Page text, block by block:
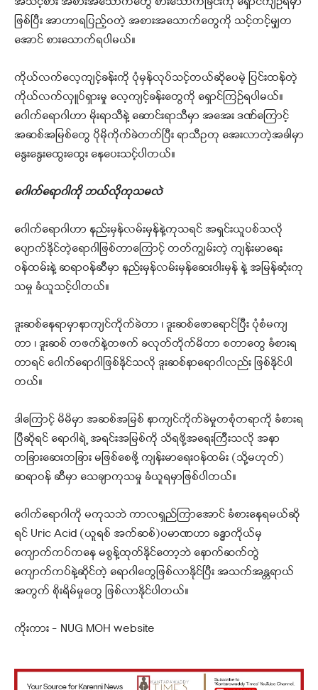
ဖြစ်ပြီး အာဟာရပြည့်ဝတဲ့ အစားအသောက်တွေကို သင့်တင့်မျှတ
အောင် စားသောက်ရပါမယ်။
ကိုယ်လက်လေ့ကျင့်ခန်းကို ပုံမှန်လုပ်သင့်တယ်ဆိုပေမဲ့ ပြင်းထန်တဲ့
ကိုယ်လက်လှူပ်ရှားမှု လေ့ကျင့်ခန်းတွေကို ရှောင်ကြဉ်ရပါမယ်။
ဂေါက်ရောဂါဟာ မိုးရာသီနဲ့ ဆောင်းရာသီမှာ အအေး ဒဏ်ကြောင့်
အဆစ်အမြစ်တွေ ပိုမိုကိုက်ခဲတတ်ပြီး ရာသီဥတု အေးလာတဲ့အခါမှာ
နွေးနွေးထွေးထွေး နေပေးသင့်ပါတယ်။
ဂေါက်ရောဂါကို ဘယ်လိုကုသမလဲ
ဂေါက်ရောဂါဟာ နည်းမှန်လမ်းမှန်နဲ့ကုသရင် အရှင်းယူပစ်သလို
ပျောက်နိုင်တဲ့ရောဂါဖြစ်တာကြောင့် တတ်ကျွမ်းတဲ့ ကျန်းမာရေး
ဝန်ထမ်းနဲ့ ဆရာဝန်ဆီမှာ နည်းမှန်လမ်းမှန်ဆေးဝါးမှန် နဲ့ အမြန်ဆုံးကု
သမှု ခံယူသင့်ပါတယ်။
ဒူးဆစ်နေရာမှာနာကျင်ကိုက်ခဲတာ ၊ ဒူးဆစ်ဖောရောင်ပြီး ပုံစံမကျ
တာ ၊ ဒူးဆစ် တဖက်နဲ့တဖက် ခလုတ်တိုက်မိတာ စတာတွေ ခံစားရ
တာရင် ဂေါက်ရောဂါဖြစ်နိုင်သလို ဒူးဆစ်နာရောဂါလည်း ဖြစ်နိုင်ပါ
တယ်။
ဒါကြောင့် မိမိမှာ အဆစ်အမြစ် နာကျင်ကိုက်ခဲမှုတစုံတရာကို ခံစားရ
ပြီဆိုရင် ရောဂါရဲ့ အရင်းအမြစ်ကို သိရဖို့အရေးကြီးသလို အနာ
တခြားဆေးတခြား မဖြစ်စေဖို့ ကျန်းမာရေးဝန်ထမ်း (သို့မဟုတ်)
ဆရာဝန် ဆီမှာ သေချာကုသမှု ခံယူရမှာဖြစ်ပါတယ်။
ဂေါက်ရောဂါကို မကုသဘဲ ကာလရှည်ကြာအောင် ခံစားနေရမယ်ဆို
ရင် Uric Acid (ယူရစ် အက်ဆစ်)ပမာဏဟာ ခန္ဓာကိုယ်မှ
ကျောက်ကပ်ကနေ မစွန့်ထုတ်နိုင်တော့ဘဲ နောက်ဆက်တွဲ
ကျောက်ကပ်နဲ့ဆိုင်တဲ့ ရောဂါတွေဖြစ်လာနိုင်ပြီး အသက်အန္တရာယ်
အတွက် စိုးရိမ်မှုတွေ ဖြစ်လာနိုင်ပါတယ်။
ကိုးကား – NUG MOH website